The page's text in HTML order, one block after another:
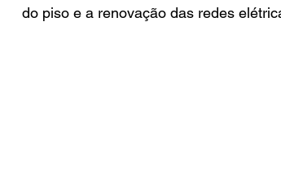
do piso e a renovação das redes